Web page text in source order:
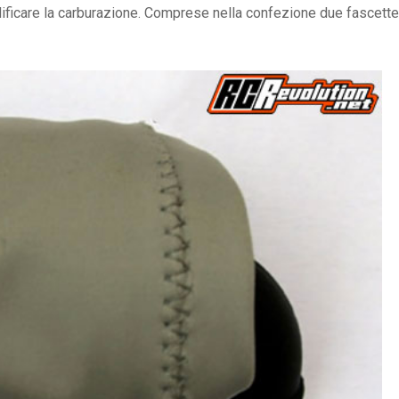
la carburazione. Comprese nella confezione due